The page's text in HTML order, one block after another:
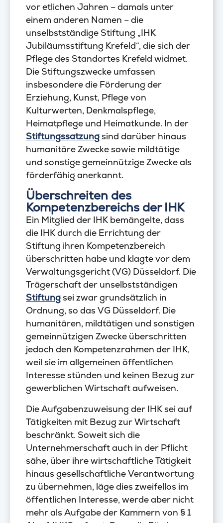
vor etlichen Jahren – damals unter
einem anderen Namen – die
unselbstständige Stiftung „IHK
Jubiläumsstiftung Krefeld“, die sich der
Pflege des Standortes Krefeld widmet.
Die Stiftungszwecke umfassen
insbesondere die Förderung der
Erziehung, Kunst, Pflege von
Kulturwerten, Denkmalspflege,
Heimatpflege und Heimatkunde. In der
Stiftungssatzungsind darüber hinaus
humanitäre Zwecke sowie mildtätige
und sonstige gemeinnützige Zwecke als
förderfähig anerkannt.
Überschreiten des
Kompetenzbereichs der IHK
Ein Mitglied der IHK bemängelte, dass
die IHK durch die Errichtung der
Stiftung ihren Kompetenzbereich
überschritten habe und klagte vor dem
Verwaltungsgericht (VG) Düsseldorf. Die
Trägerschaft der unselbstständigen
Stiftungsei zwar grundsätzlich in
Ordnung, so das VG Düsseldorf. Die
humanitären, mildtätigen und sonstigen
gemeinnützigen Zwecke überschritten
jedoch den Kompetenzrahmen der IHK,
weil sie im allgemeinen öffentlichen
Interesse stünden und keinen Bezug zur
gewerblichen Wirtschaft aufweisen.
Die Aufgabenzuweisung der IHK sei auf
Tätigkeiten mit Bezug zur Wirtschaft
beschränkt. Soweit sich die
Unternehmerschaft auch in der Pflicht
sähe, über ihre wirtschaftliche Tätigkeit
hinaus gesellschaftliche Verantwortung
zu übernehmen, läge dies zweifellos im
öffentlichen Interesse, werde aber nicht
mehr als Aufgabe der Kammern von § 1